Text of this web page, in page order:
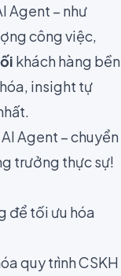
Agent – như
công việc,
khách hàng bền
insight tự
Agent – chuyển
trưởng thực sự!
để tối ưu hóa
quy trình CSKH